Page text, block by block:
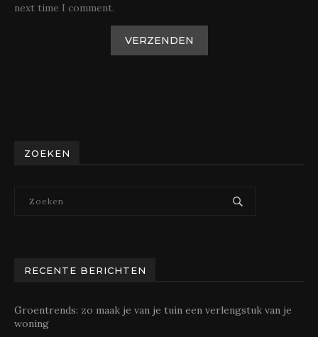
next time I comment.
ZOEKEN
RECENTE BERICHTEN
Groentrends: zo maak je van je tuin een verlengstuk van je
woning